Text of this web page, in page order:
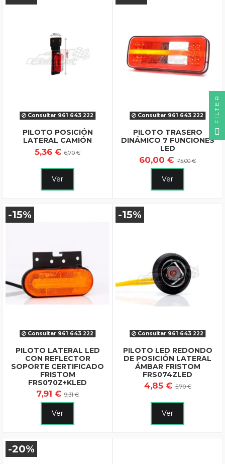
Consultar 961 643 222
PILOTO POSICIÓN
LATERAL CAMIÓN
5,36 € 6,70 €
Ver
Consultar 961 643 222
PILOTO TRASERO
DINÁMICO 7 FUNCIONES
LED
60,00 € 75,00 €
Ver
-15%
Consultar 961 643 222
PILOTO LATERAL LED
CON REFLECTOR
SOPORTE CERTIFICADO
FRISTOM
FRS070Z+KLED
7,91 € 9,31 €
Ver
-15%
Consultar 961 643 222
PILOTO LED REDONDO
DE POSICIÓN LATERAL
ÁMBAR FRISTOM
FRS074ZLED
4,85 €5,70 €
Ver
-20%
FILTER